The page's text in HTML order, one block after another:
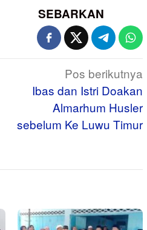
SEBARKAN
Pos berikutnya
Ibas dan Istri Doakan
Almarhum Husler
sebelum Ke Luwu Timur